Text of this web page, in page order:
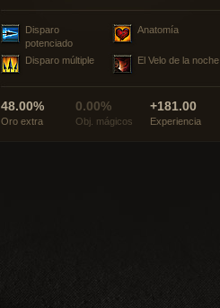
Disparo
potenciado
Anatomía
Disparo múltiple El Velo de la noche
48.00%
Oro extra
0.00%
Obj. mágicos
+181.00
Experiencia